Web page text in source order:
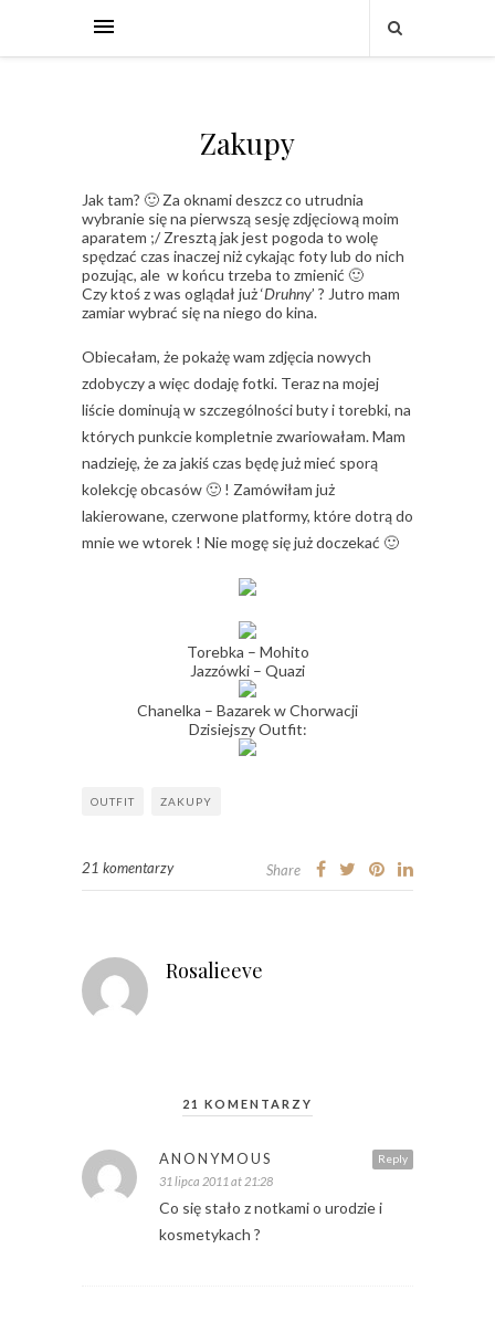
Zakupy
Jak tam? 🙂 Za oknami deszcz co utrudnia
wybranie się na pierwszą sesję zdjęciową moim
aparatem ;/ Zresztą jak jest pogoda to wolę
spędzać czas inaczej niż cykając foty lub do nich
pozując, ale w końcu trzeba to zmienić 🙂
Czy ktoś z was oglądał już ‘Druhny’ ? Jutro mam
zamiar wybrać się na niego do kina.
Obiecałam, że pokażę wam zdjęcia nowych
zdobyczy a więc dodaję fotki. Teraz na mojej
liście dominują w szczególności buty i torebki, na
których punkcie kompletnie zwariowałam. Mam
nadzieję, że za jakiś czas będę już mieć sporą
kolekcję obcasów 🙂 ! Zamówiłam już
lakierowane, czerwone platformy, które dotrą do
mnie we wtorek ! Nie mogę się już doczekać 🙂
Torebka – Mohito
Jazzówki – Quazi
Chanelka – Bazarek w Chorwacji
Dzisiejszy Outfit:
OUTFIT ZAKUPY
21 komentarzy Share
Rosalieeve
21 KOMENTARZY
Reply
ANONYMOUS
31 lipca 2011 at 21:28
Co się stało z notkami o urodzie i
kosmetykach ?